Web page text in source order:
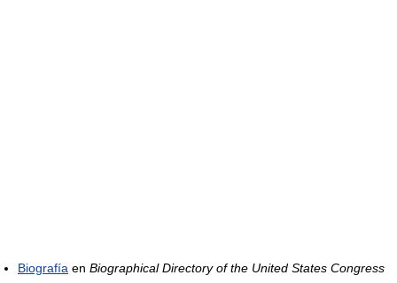
Biografía en Biographical Directory of the United States Congress